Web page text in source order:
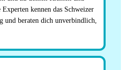
kennen das Schweizer
und beraten dich unverbindlich,